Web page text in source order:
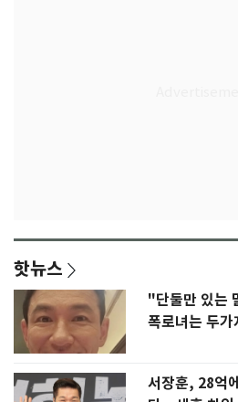
핫뉴스
"단둘만 있는
폭로녀는 두
서장훈, 28억